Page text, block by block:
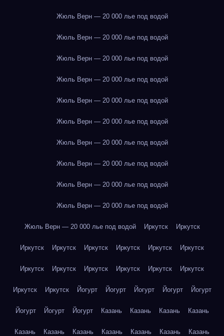
Жюль Верн — 20 000 лье под водой
Жюль Верн — 20 000 лье под водой
Жюль Верн — 20 000 лье под водой
Жюль Верн — 20 000 лье под водой
Жюль Верн — 20 000 лье под водой
Жюль Верн — 20 000 лье под водой
Жюль Верн — 20 000 лье под водой
Жюль Верн — 20 000 лье под водой
Жюль Верн — 20 000 лье под водой
Жюль Верн — 20 000 лье под водой
Жюль Верн — 20 000 лье под водой Иркутск Иркутск
Иркутск Иркутск Иркутск Иркутск Иркутск Иркутск
Иркутск Иркутск Иркутск Иркутск Иркутск Иркутск
Иркутск Иркутск Йогурт Йогурт Йогурт Йогурт Йогурт
Йогурт Йогурт Йогурт Казань Казань Казань Казань
Казань Казань Казань Казань Казань Казань Казань